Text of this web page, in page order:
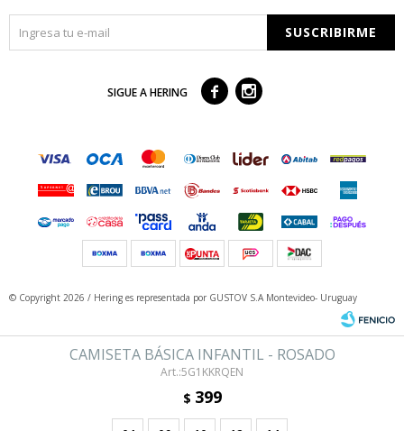
CAMISETA BÁSICA INFANTIL - ROSADO
5G1KKRQEN
$ 399
SUSCRIBIRME
SIGUE A HERING  
© Copyright 2026 / Hering es representada por GUSTOV S.A Montevideo- Uruguay